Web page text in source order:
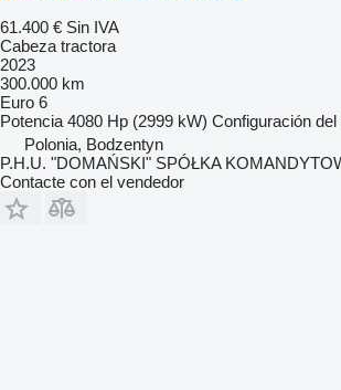
61.400 € Sin IVA
Cabeza tractora
2023
300.000 km
Euro 6
Potencia 4080 Hp (2999 kW) Configuración del
Polonia, Bodzentyn
P.H.U. "DOMAŃSKI" SPÓŁKA
Contacte con el vendedor